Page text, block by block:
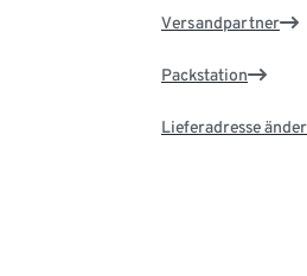
Versandpartner
Packstation
Lieferadresse